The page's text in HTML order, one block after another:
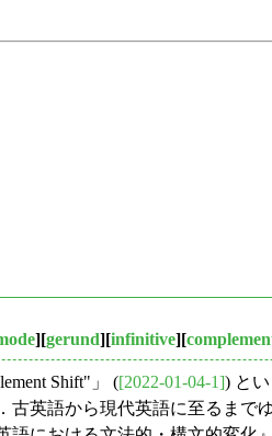
][gerund][infinitive][
Shift"」 ([2022-01-04-1]) と
英語から現代英語に至るまで